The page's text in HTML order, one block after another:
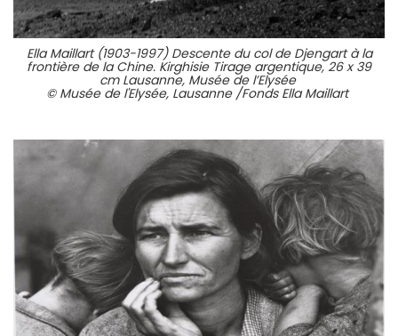
Ella Maillart (1903-1997) Descente du col de Djengart à la
frontière de la Chine. Kirghisie Tirage argentique, 26 x 39
cm Lausanne, Musée de l’Elysée
© Musée de l'Elysée, Lausanne /Fonds Ella Maillart